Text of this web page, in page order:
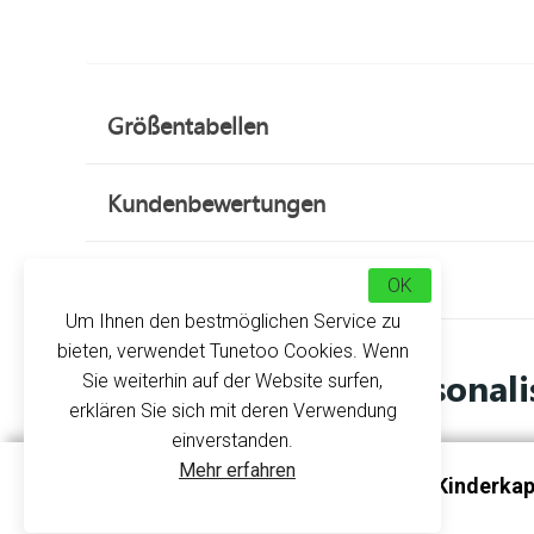
Größentabellen
Kundenbewertungen
Halten Sie Ihre Kinder trotz des Wetters warm.
Motiv hinzu, das ihnen entspricht, damit es noch
In einer Vielzahl von Farben erhältlich,
Personalisierbarer Bicolor-
Um Ihnen den bestmöglichen Service zu
bieten, verwendet Tunetoo Cookies. Wenn
Sie weiterhin auf der Website surfen,
erklären Sie sich mit deren Verwendung
einverstanden.
Mehr erfahren
OK